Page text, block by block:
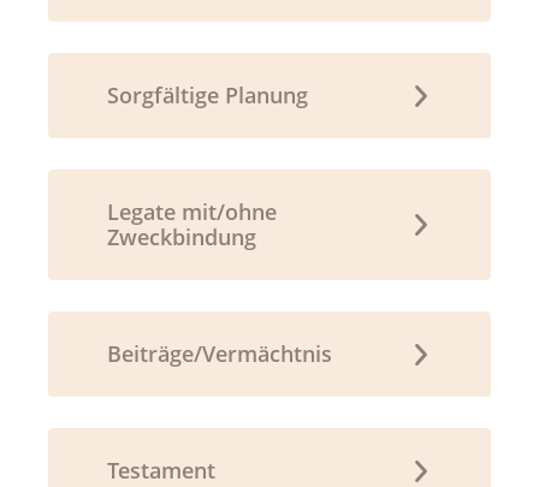
Sorgfältige Planung
Legate mit/ohne
Zweckbindung
Beiträge/Vermächtnis
Testament